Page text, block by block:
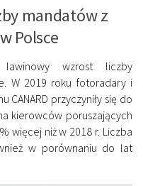
mandatów z
Polsce
wzrost liczby
W 2019 roku fotoradary i
przyczyniły się do
kierowców poruszających
więcej niż w 2018 r. Liczba
w porównaniu do lat